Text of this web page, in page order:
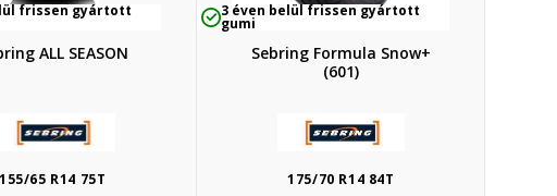
frissen gyártott
ALL SEASON
155/65 R14 75T
3 éven belül frissen gyártott
gumi
Sebring Formula Snow+
(601)
175/70 R14 84T